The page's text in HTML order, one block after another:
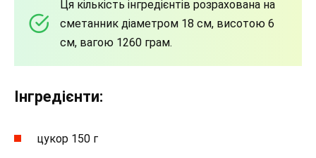
Ця кількість інгредієнтів розрахована на
сметанник діаметром 18 см, висотою 6
см, вагою 1260 грам.
Інгредієнти:
цукор 150 г